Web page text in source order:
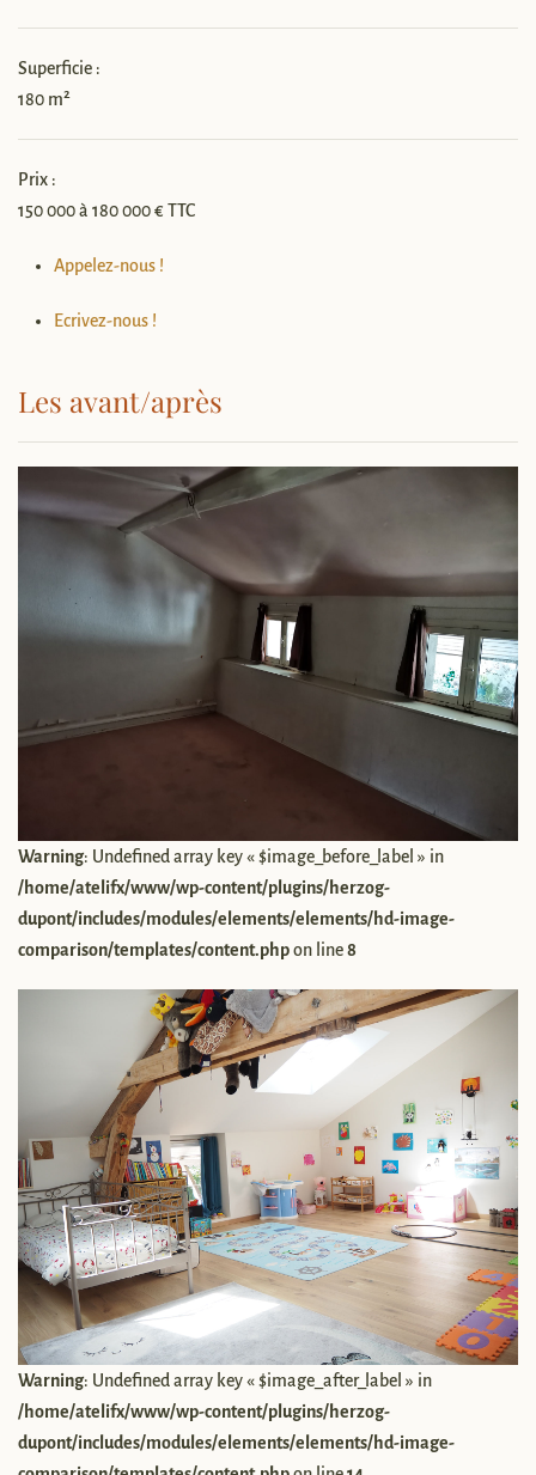
Superficie :
180 m²
Prix :
150 000 à 180 000 € TTC
Appelez-nous !
Ecrivez-nous !
Les avant/après
Warning: Undefined array key « $image_before_label » in
/home/atelifx/www/wp-content/plugins/herzog-
dupont/includes/modules/elements/elements/hd-image-
comparison/templates/content.phpon line8
Warning: Undefined array key « $image_after_label » in
/home/atelifx/www/wp-content/plugins/herzog-
dupont/includes/modules/elements/elements/hd-image-